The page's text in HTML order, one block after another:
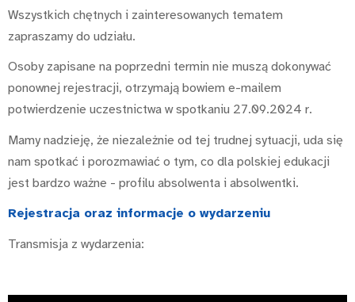
Wszystkich chętnych i zainteresowanych tematem
zapraszamy do udziału.
Osoby zapisane na poprzedni termin nie muszą dokonywać
ponownej rejestracji, otrzymają bowiem e-mailem
potwierdzenie uczestnictwa w spotkaniu 27.09.2024 r.
Mamy nadzieję, że niezależnie od tej trudnej sytuacji, uda się
nam spotkać i porozmawiać o tym, co dla polskiej edukacji
jest bardzo ważne - profilu absolwenta i absolwentki.
Rejestracja oraz informacje o wydarzeniu
Transmisja z wydarzenia: